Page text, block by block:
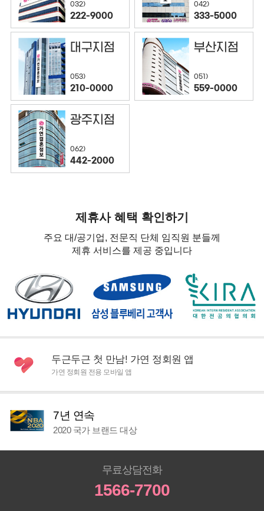
032)
222-9000
042)
333-5000
대구지점
053)
210-0000
부산지점
051)
559-0000
광주지점
062)
442-2000
제휴사 혜택 확인하기
주요 대/공기업, 전문직 단체 임직원 분들께
제휴 서비스를 제공 중입니다
두근두근 첫 만남! 가연 정회원 앱
가연 정회원 전용 모바일 앱
7년 연속
2020 국가 브랜드 대상
무료상담전화
1566-7700